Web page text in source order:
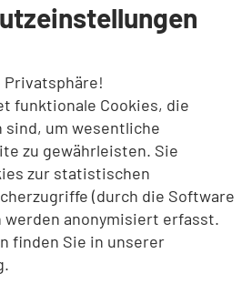
funktionale Cookies, die
um wesentliche
zu gewährleisten. Sie
zur statistischen
(durch die Software
werden anonymisiert erfasst.
finden Sie in unserer